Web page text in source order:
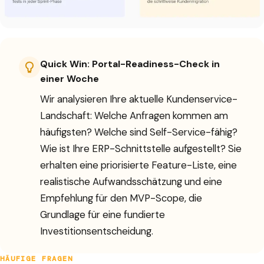
Quick Win: Portal-Readiness-Check in
einer Woche
Wir analysieren Ihre aktuelle Kundenservice-
Landschaft: Welche Anfragen kommen am
häufigsten? Welche sind Self-Service-fähig?
Wie ist Ihre ERP-Schnittstelle aufgestellt? Sie
erhalten eine priorisierte Feature-Liste, eine
realistische Aufwandsschätzung und eine
Empfehlung für den MVP-Scope, die
Grundlage für eine fundierte
Investitionsentscheidung.
HÄUFIGE FRAGEN